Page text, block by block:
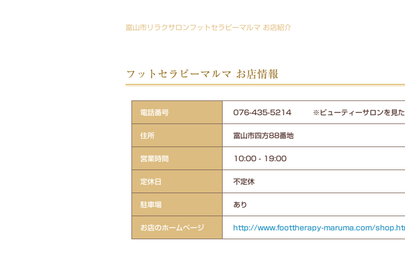
富山市リラクサロンフットセラピーマルマ お店紹介
フットセラピーマルマ お店情報
電話番号 076-435-5214 ※ビューティーサロンを見たと
住所 富山市四方88番地
営業時間 10:00 - 19:00
定休日 不定休
駐車場 あり
お店のホームページ http://www.foottherapy-maruma.com/